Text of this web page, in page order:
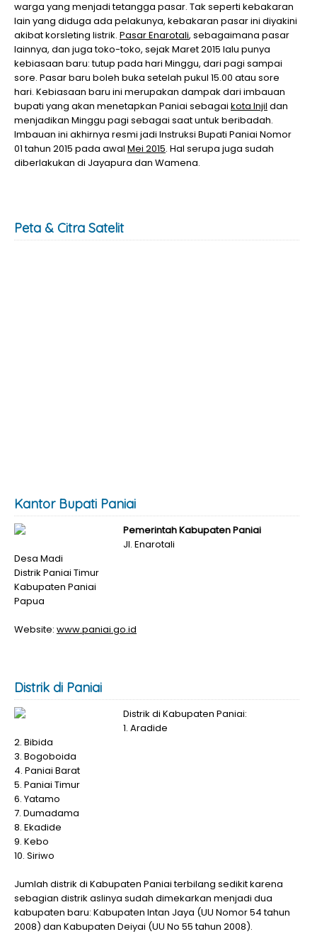
warga yang menjadi tetangga pasar. Tak seperti kebakaran
lain yang diduga ada pelakunya, kebakaran pasar ini diyakini
akibat korsleting listrik. Pasar Enarotali, sebagaimana pasar
lainnya, dan juga toko-toko, sejak Maret 2015 lalu punya
kebiasaan baru: tutup pada hari Minggu, dari pagi sampai
sore. Pasar baru boleh buka setelah pukul 15.00 atau sore
hari. Kebiasaan baru ini merupakan dampak dari imbauan
bupati yang akan menetapkan Paniai sebagai kota Injil dan
menjadikan Minggu pagi sebagai saat untuk beribadah.
Imbauan ini akhirnya resmi jadi Instruksi Bupati Paniai Nomor
01 tahun 2015 pada awal Mei 2015. Hal serupa juga sudah
diberlakukan di Jayapura dan Wamena.
Peta & Citra Satelit
Kantor Bupati Paniai
Pemerintah Kabupaten Paniai
Jl. Enarotali
Desa Madi
Distrik Paniai Timur
Kabupaten Paniai
Papua
Website: www.paniai.go.id
Distrik di Paniai
Distrik di Kabupaten Paniai:
1. Aradide
2. Bibida
3. Bogoboida
4. Paniai Barat
5. Paniai Timur
6. Yatamo
7. Dumadama
8. Ekadide
9. Kebo
10. Siriwo
Jumlah distrik di Kabupaten Paniai terbilang sedikit karena
sebagian distrik aslinya sudah dimekarkan menjadi dua
kabupaten baru: Kabupaten Intan Jaya (UU Nomor 54 tahun
2008) dan Kabupaten Deiyai (UU No 55 tahun 2008).